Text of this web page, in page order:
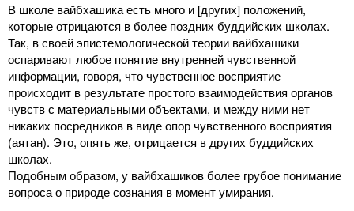
В школе вайбхашика есть много и [других] положений,
которые отрицаются в более поздних буддийских школах.
Так, в своей эпистемологической теории вайбхашики
оспаривают любое понятие внутренней чувственной
информации, говоря, что чувственное восприятие
происходит в результате простого взаимодействия органов
чувств с материальными объектами, и между ними нет
никаких посредников в виде опор чувственного восприятия
(аятан). Это, опять же, отрицается в других буддийских
школах.
Подобным образом, у вайбхашиков более грубое понимание
вопроса о природе сознания в момент умирания.